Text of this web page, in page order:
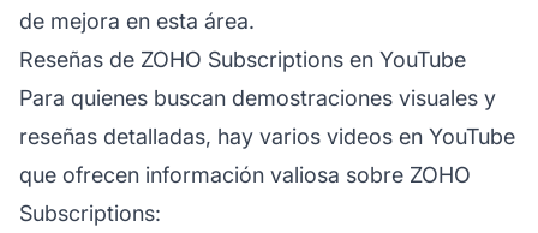
de mejora en esta área.
Reseñas de ZOHO Subscriptions en YouTube
Para quienes buscan demostraciones visuales y
reseñas detalladas, hay varios videos en YouTube
que ofrecen información valiosa sobre ZOHO
Subscriptions: